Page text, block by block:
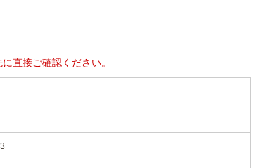
直接ご確認ください。